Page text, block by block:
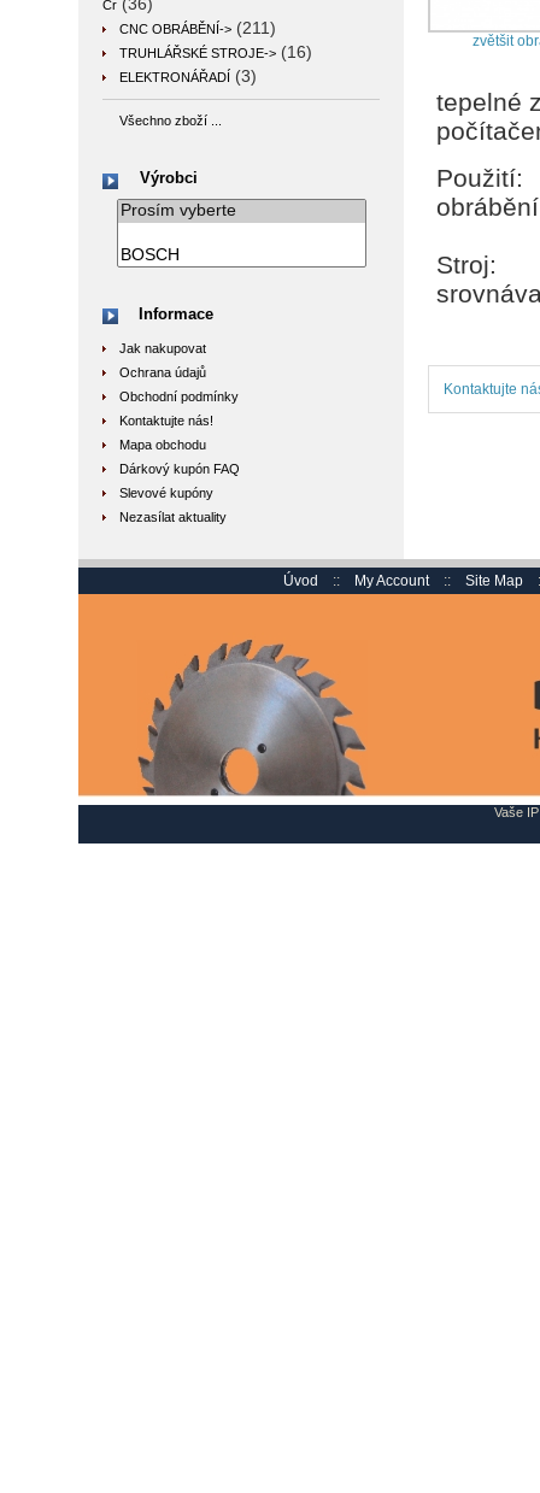
Cr
CNC OBRÁBĚNÍ-> (211)
TRUHLÁŘSKÉ STROJE-> (16)
ELEKTRONÁŘADÍ (3)
Všechno zboží ...
Výrobci
Informace
Jak nakupovat
Ochrana údajů
Obchodní podmínky
Kontaktujte nás!
Mapa obchodu
Dárkový kupón FAQ
Slevové kupóny
Nezasílat aktuality
zvětšit
tepelné
Použití:
Stroj:
Kontaktujte
Úvod :: My Account :: Site Map
Vaše